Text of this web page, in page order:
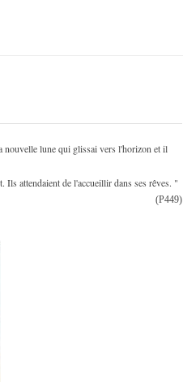
nouvelle lune qui glissai vers l'horizon et il
Ils attendaient de l'accueillir dans ses rêves. "
(P449)